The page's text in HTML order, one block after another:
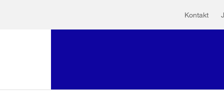
Kontakt